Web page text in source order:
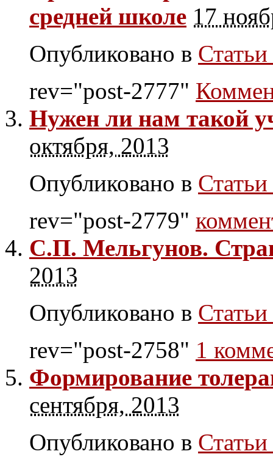
средней школе 17
Опубликовано в
rev="post-2777"
Нужен ли нам такой
октября, 2013
Опубликовано в
rev="post-2779"
С.П. Мельгунов.
2013
Опубликовано в
rev="post-2758" 1
Формирование
сентября, 2013
Опубликовано в